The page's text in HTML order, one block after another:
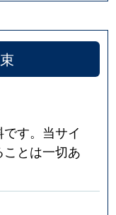
す。当サイ
ことは一切あ